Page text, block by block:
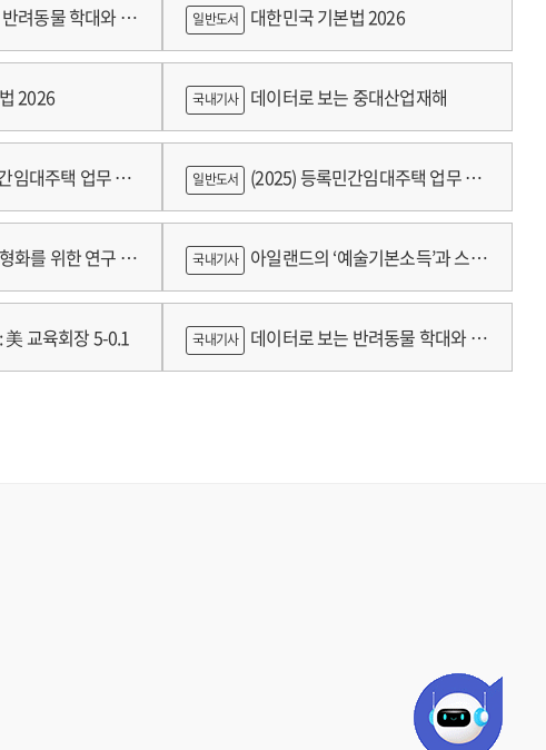
려동물 학대와 분
2026
임대주택 업무 편
화를 위한 연구 :
美 교육회장 5-0.1
일반도서 대한민국 기본법 2026
국내기사 데이터로 보는 중대산업재해
일반도서 (2025) 등록민간임대주택 업무 편
람
국내기사 아일랜드의 ‘예술기본소득’과 스코
틀랜드의 예술인 소득보장정책 논의
국내기사 데이터로 보는 반려동물 학대와 분